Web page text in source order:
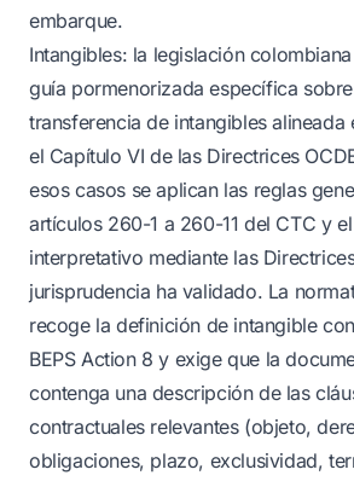
embarque.
Intangibles: la legislación
guía pormenorizada específica
transferencia de intangibles alineada
el Capítulo VI de las Directrices
esos casos se aplican las reglas
artículos 260-1 a 260-11 del CTC y
interpretativo mediante las
jurisprudencia ha validado. La
recoge la definición de intangible
BEPS Action 8 y exige que la
contenga una descripción de las
contractuales relevantes (objeto,
obligaciones, plazo, exclusividad,